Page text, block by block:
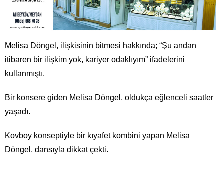
Melisa Döngel, ilişkisinin bitmesi hakkında; “Şu andan
itibaren bir ilişkim yok, kariyer odaklıyım” ifadelerini
kullanmıştı.
Bir konsere giden Melisa Döngel, oldukça eğlenceli saatler
yaşadı.
Kovboy konseptiyle bir kıyafet kombini yapan Melisa
Döngel, dansıyla dikkat çekti.